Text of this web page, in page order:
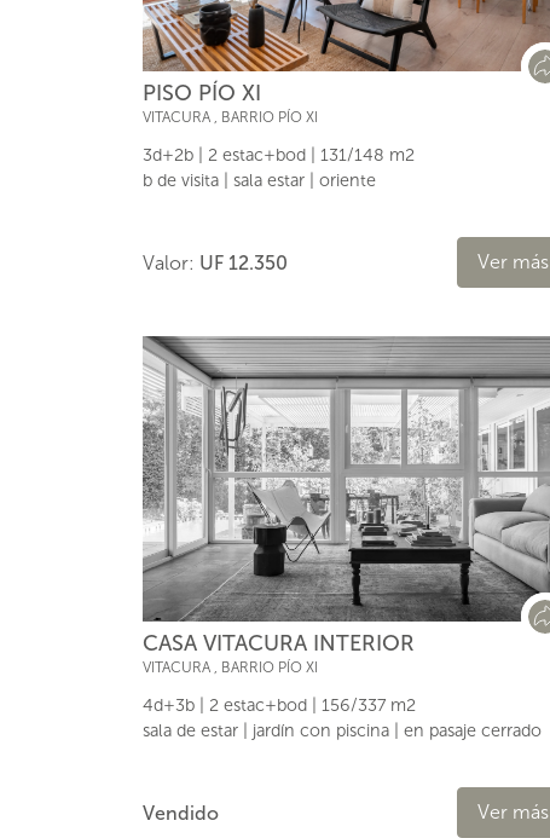
PISO PÍO XI
VITACURA , BARRIO PÍO XI
3d+2b | 2 estac+bod | 131/148 m2
b de visita | sala estar | oriente
Valor: UF 12.350 Ver más
CASA VITACURA INTERIOR
VITACURA BARRIO PÍO XI
4d+3b | 2 estac+bod | 156/337 m2
sala de estar | jardín con piscina | en pasaje cerrado
Vendido Ver más